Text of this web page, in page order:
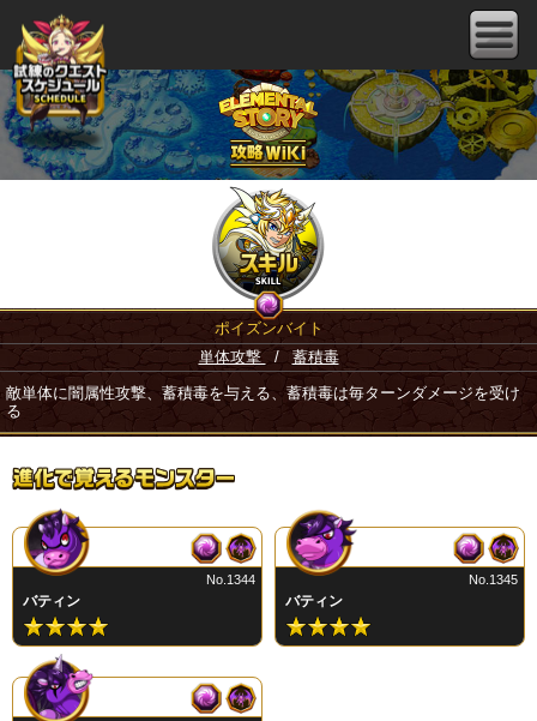
ポイズンバイト
単体攻撃 / 蓄積毒
敵単体に闇属性攻撃、蓄積毒を与える、蓄積毒は毎ターンダメージを受け
る
バティン
No.1344
バティン
No.1345